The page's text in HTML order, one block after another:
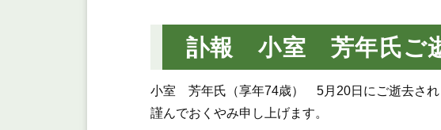
訃報 小室 芳年氏ご
小室 芳年氏（享年74歳） 5月20日にご逝去され
謹んでおくやみ申し上げます。